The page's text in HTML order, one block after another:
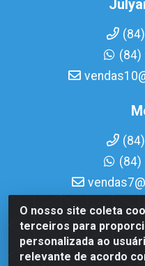
O nosso site coleta
terceiros para
personalizada ao
relevante de acordo
(84)
(84)
Casa Norte LTDA - Av.
Dix-Sept Rosado,